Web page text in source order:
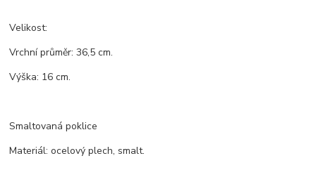
Velikost:
Vrchní průměr: 36,5 cm.
Výška: 16 cm.
Smaltovaná poklice
Materiál: ocelový plech, smalt.